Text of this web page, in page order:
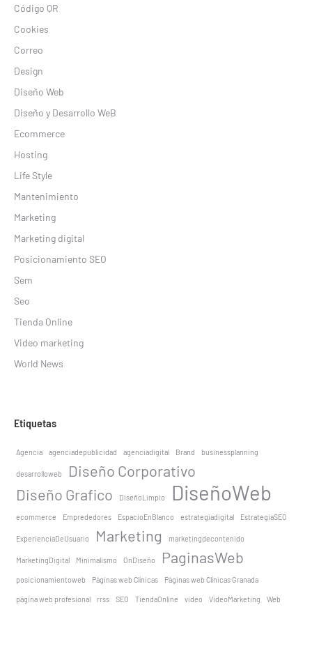
Código QR
Cookies
Correo
Design
Diseño Web
Diseño y Desarrollo WeB
Ecommerce
Hosting
Life Style
Mantenimiento
Marketing
Marketing digital
Posicionamiento SEO
Sem
Seo
Tienda Online
Video marketing
World News
Etiquetas
Agencia agenciadepublicidad agenciadigital Brand businessplanning
desarrolloweb
Diseño Corporativo
Diseño Grafico
DiseñoLimpio DiseñoWeb
ecommerce Emprededores EspacioEnBlanco estrategiadigital EstrategiaSEO
ExperienciaDeUsuario Marketing marketingdecontenido
MarketingDigital Minimalismo OnDiseño PaginasWeb
posicionamientoweb Páginas web Clínicas Páginas web Clínicas Granada
página web profesional rrss SEO TiendaOnline video VideoMarketing Web